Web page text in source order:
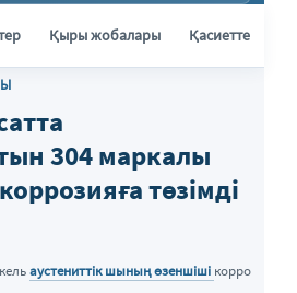
Қыры жобалары Қасиеттері
304 маркалы
төзімді
аустениттік шының өзеншіші корро